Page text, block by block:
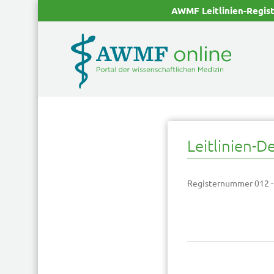
AWMF Leitlinien-
Leitlinien-
Registernummer 012